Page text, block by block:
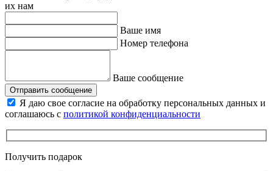
их нам
Ваше имя
Номер телефона
Ваше сообщение
Отправить сообщение
Я даю свое согласие на обработку персональных данных и
соглашаюсь с политикой конфиденциальности
Получить подарок